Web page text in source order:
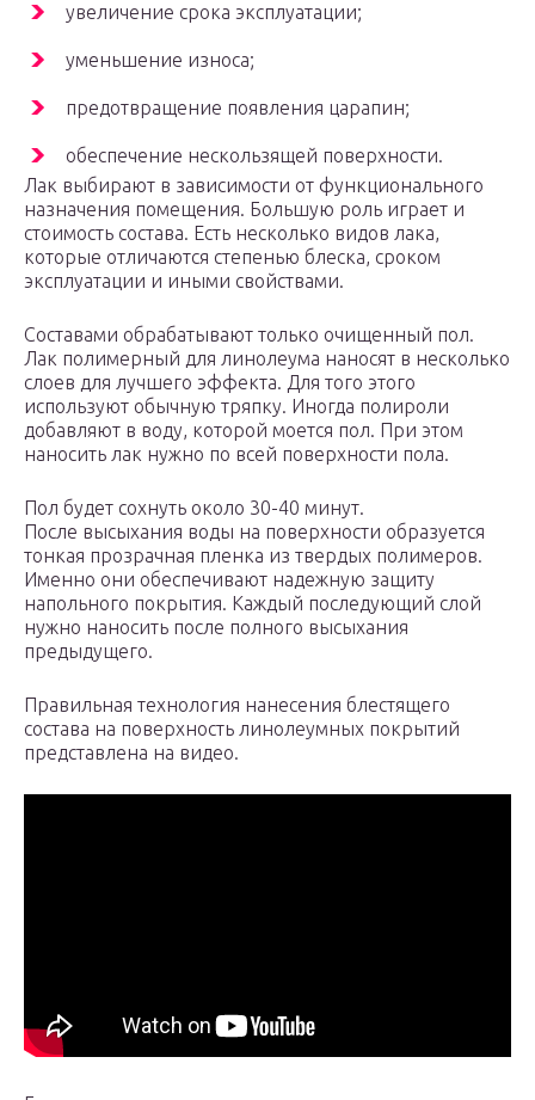
увеличение срока эксплуатации;
уменьшение износа;
предотвращение появления царапин;
обеспечение нескользящей поверхности.
Лак выбирают в зависимости от функционального
назначения помещения. Большую роль играет и
стоимость состава. Есть несколько видов лака,
которые отличаются степенью блеска, сроком
эксплуатации и иными свойствами.
Составами обрабатывают только очищенный пол.
Лак полимерный для линолеума наносят в несколько
слоев для лучшего эффекта. Для того этого
используют обычную тряпку. Иногда полироли
добавляют в воду, которой моется пол. При этом
наносить лак нужно по всей поверхности пола.
Пол будет сохнуть около 30-40 минут.
После высыхания воды на поверхности образуется
тонкая прозрачная пленка из твердых полимеров.
Именно они обеспечивают надежную защиту
напольного покрытия. Каждый последующий слой
нужно наносить после полного высыхания
предыдущего.
Правильная технология нанесения блестящего
состава на поверхность линолеумных покрытий
представлена на видео.